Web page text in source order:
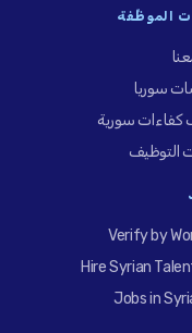
الموظِّفة
سوريا
كفاءات سورية
التوظيف
Verify by
Hire Syrian
Jobs in